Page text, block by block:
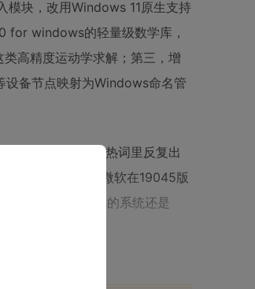
模块，改用Windows 11原生支持
for windows的轻量级数学库，
类高精度运动学求解；第三，增
设备节点映射为Windows命名管
这解释了为什么热词里反复出
高门槛，而是微软在19045版
的基石。如果你的系统还是